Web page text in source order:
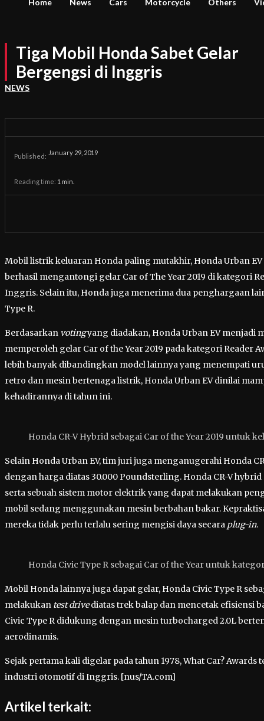
Home News Cars Motorcycle Others
Tiga Mobil Honda Sabet Gelar
Bergengsi di Inggris
NEWS
Published: January 29, 2019
Reading time: 1 min.
Mobil listrik keluaran Honda paling mutakhir, Honda Urban
berhasil mengantongi gelar Car of The Year 2019 di kategori
Inggris. Selain itu, Honda juga menerima dua penghargaan
Type R.
Berdasarkan votingyang diadakan, Honda Urban EV
memperoleh gelar Car of the Year 2019 pada kategori Reader
lebih banyak dibandingkan model lainnya yang menempati
retro dan mesin bertenaga listrik, Honda Urban EV dinilai
kehadirannya di tahun ini.
Honda CR-V Hybrid sebagai Car of the Year 2019 untuk
Selain Honda Urban EV, tim juri juga menganugerahi Honda
dengan harga diatas 30.000 Poundsterling. Honda CR-V
serta sebuah sistem motor elektrik yang dapat melakukan
mobil sedang menggunakan mesin berbahan bakar.
mereka tidak perlu terlalu sering mengisi daya secara plug-in.
Honda Civic Type R sebagai Car of the Year untuk
Mobil Honda lainnya juga dapat gelar, Honda Civic Type R
melakukan test drivediatas trek balap dan mencetak efisiensi
Civic Type R didukung dengan mesin turbocharged 2.0L
aerodinamis.
Sejak pertama kali digelar pada tahun 1978, What Car?
industri otomotif di Inggris. [nus/TA.com]
Artikel terkait: